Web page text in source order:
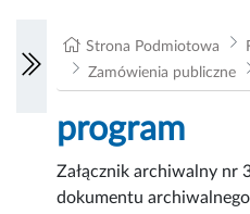
Strona Podmiotowa
Zamówienia publiczne
program
Załącznik archiwalny nr
dokumentu